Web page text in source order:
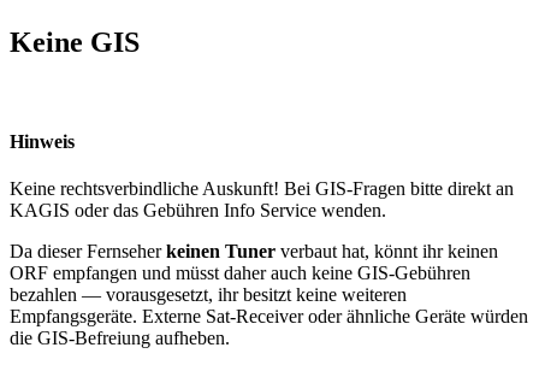
Keine GIS
Hinweis
Keine rechtsverbindliche Auskunft! Bei GIS-Fragen bitte direkt an
KAGIS oder das Gebühren Info Service wenden.
Da dieser Fernseherkeinen Tuner verbaut hat, könnt ihr keinen
ORF empfangen und müsst daher auch keine GIS-Gebühren
bezahlen — vorausgesetzt, ihr besitzt keine weiteren
Empfangsgeräte. Externe Sat-Receiver oder ähnliche Geräte würden
die GIS-Befreiung aufheben.